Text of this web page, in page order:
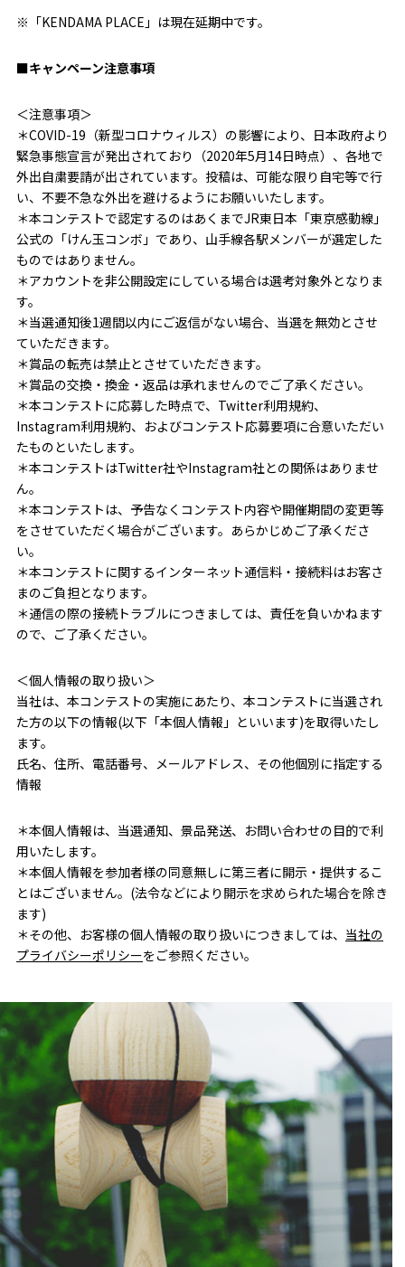
※「KENDAMA PLACE」は現在延期中です。
■キャンペーン注意事項
＜注意事項＞
＊COVID-19（新型コロナウィルス）の影響により、日本政府より
緊急事態宣言が発出されており（2020年5月14日時点）、各地で
外出自粛要請が出されています。投稿は、可能な限り自宅等で行
い、不要不急な外出を避けるようにお願いいたします。
＊本コンテストで認定するのはあくまでJR東日本「東京感動線」
公式の「けん玉コンボ」であり、山手線各駅メンバーが選定した
ものではありません。
＊アカウントを非公開設定にしている場合は選考対象外となりま
す。
＊当選通知後1週間以内にご返信がない場合、当選を無効とさせ
ていただきます。
＊賞品の転売は禁止とさせていただきます。
＊賞品の交換・換金・返品は承れませんのでご了承ください。
＊本コンテストに応募した時点で、Twitter利用規約、
Instagram利用規約、およびコンテスト応募要項に合意いただい
たものといたします。
＊本コンテストはTwitter社やInstagram社との関係はありませ
ん。
＊本コンテストは、予告なくコンテスト内容や開催期間の変更等
をさせていただく場合がございます。あらかじめご了承くださ
い。
＊本コンテストに関するインターネット通信料・接続料はお客さ
まのご負担となります。
＊通信の際の接続トラブルにつきましては、責任を負いかねます
ので、ご了承ください。
＜個人情報の取り扱い＞
当社は、本コンテストの実施にあたり、本コンテストに当選され
た方の以下の情報(以下「本個人情報」といいます)を取得いたし
ます。
氏名、住所、電話番号、メールアドレス、その他個別に指定する
情報
＊本個人情報は、当選通知、景品発送、お問い合わせの目的で利
用いたします。
＊本個人情報を参加者様の同意無しに第三者に開示・提供するこ
とはございません。(法令などにより開示を求められた場合を除き
ます)
＊その他、お客様の個人情報の取り扱いにつきましては、 当社の
プライバシーポリシーをご参照ください。